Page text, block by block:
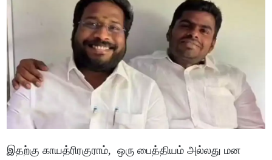
இதற்கு காயத்ரிரகுராம், ஒரு பைத்தியம் அல்லது மன